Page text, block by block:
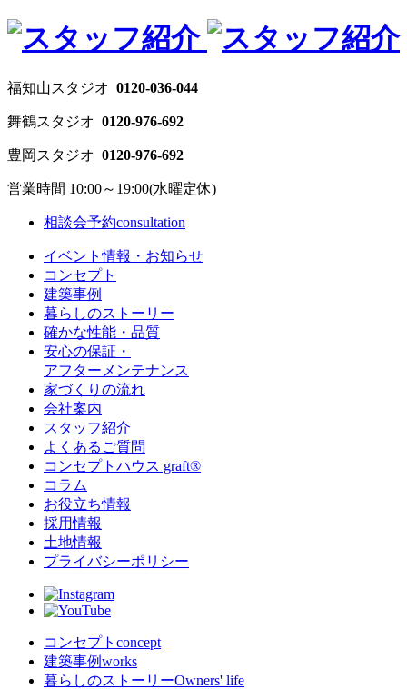
福知山スタジオ 0120-036-044
舞鶴スタジオ 0120-976-692
豊岡スタジオ 0120-976-692
営業時間 10:00～19:00(水曜定休)
相談会予約consultation
イベント情報・お知らせ
コンセプト
建築事例
暮らしのストーリー
確かな性能・品質
安心の保証・
アフターメンテナンス
家づくりの流れ
会社案内
スタッフ紹介
よくあるご質問
コンセプトハウス graft®
コラム
お役立ち情報
採用情報
土地情報
プライバシーポリシー
コンセプト concept
建築事例works
暮らしのストーリーOwners' life